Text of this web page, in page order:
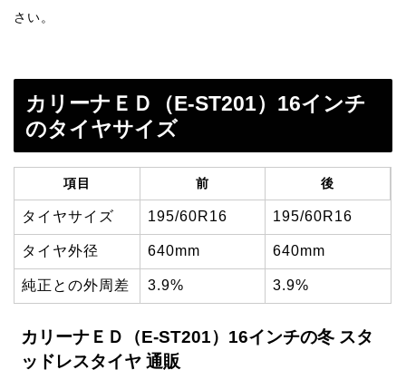
さい。
カリーナＥＤ（E-ST201）16インチ
のタイヤサイズ
項目 前 後
タイヤサイズ 195/60R16 195/60R16
タイヤ外径 640mm 640mm
純正との外周差 3.9% 3.9%
カリーナＥＤ（E-ST201）16インチの冬 スタ
ッドレスタイヤ 通販